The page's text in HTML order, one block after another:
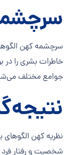
سرچشمه کهن الگوها
خاطرات بشری را در
جوامع مختلف
نظریه کهن الگوهای
شخصیت و رفتار